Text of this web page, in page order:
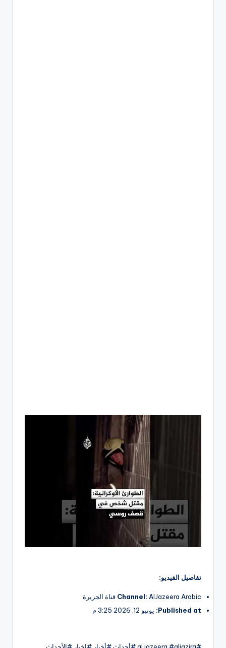
تفاصيل الفيديو:
Channel: AlJazeera Arabic قناة الجزيرة
Published at: يونيو 12, 2026 3:25 م